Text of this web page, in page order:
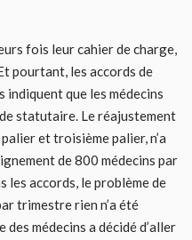
fois leur cahier de charge,
pourtant, les accords de
indiquent que les médecins
statutaire. Le réajustement
et troisième palier, n’a
de 800 médecins par
les accords, le problème de
trimestre rien n’a été
médecins a décidé d’aller